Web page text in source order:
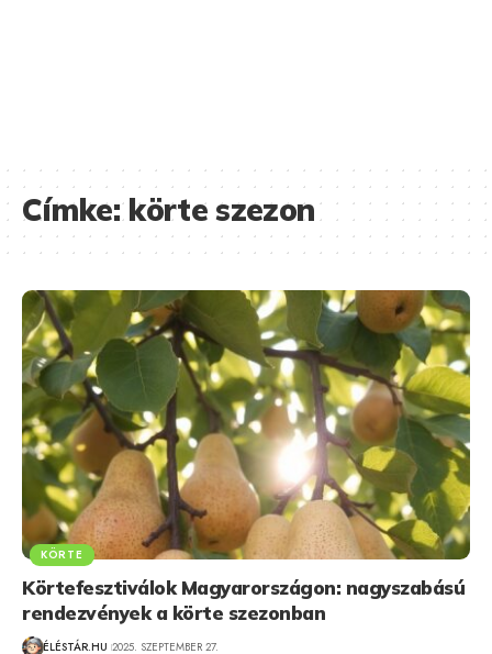
Címke:körte szezon
KÖRTE
Körtefesztiválok Magyarországon: nagyszabású
rendezvények a körte szezonban
ÉLÉSTÁR.HU 2025. SZEPTEMBER 27.